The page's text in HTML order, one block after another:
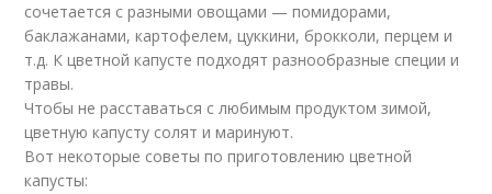
сочетается с разными овощами — помидорами,
баклажанами, картофелем, цуккини, брокколи, перцем и
т.д. К цветной капусте подходят разнообразные специи и
травы.
Чтобы не расставаться с любимым продуктом зимой,
цветную капусту солят и маринуют.
Вот некоторые советы по приготовлению цветной
капусты: